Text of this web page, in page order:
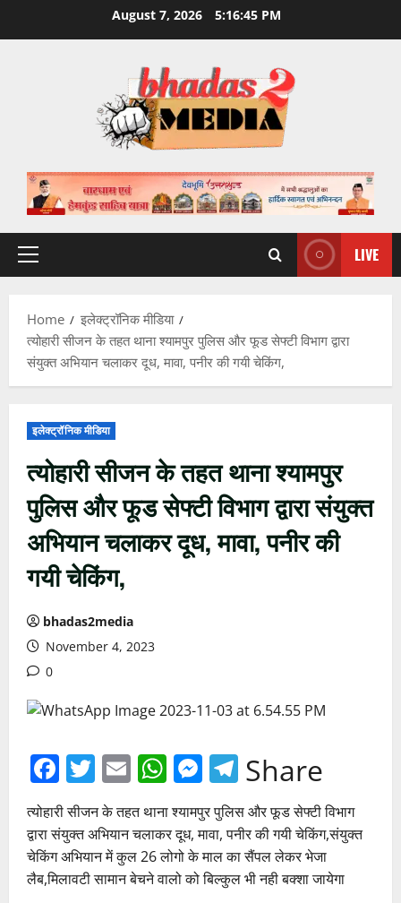
August 7, 2026 5:16:46 PM
Primary
LIVE
Home
इलेक्ट्रॉनिक मीडिया
त्योहारी सीजन के तहत थाना श्यामपुर पुलिस और फूड सेफ्टी विभाग द्वारा
संयुक्त अभियान चलाकर दूध, मावा, पनीर की गयी चेकिंग,
इलेक्ट्रॉनिक मीडिया
त्योहारी सीजन के तहत थाना श्यामपुर
पुलिस और फूड सेफ्टी विभाग द्वारा संयुक्त
अभियान चलाकर दूध, मावा, पनीर की
गयी चेकिंग,
bhadas2media
November 4, 2023
0
Facebook
Twitter
EmailWhatsApp
Messenger
Telegram
Share
त्योहारी सीजन के तहत थाना श्यामपुर पुलिस और फूड सेफ्टी विभाग
द्वारा संयुक्त अभियान चलाकर दूध, मावा, पनीर की गयी चेकिंग,संयुक्त
चेकिंग अभियान में कुल 26 लोगो के माल का सैंपल लेकर भेजा
लैब,मिलावटी सामान बेचने वालो को बिल्कुल भी नही बक्शा जायेगा